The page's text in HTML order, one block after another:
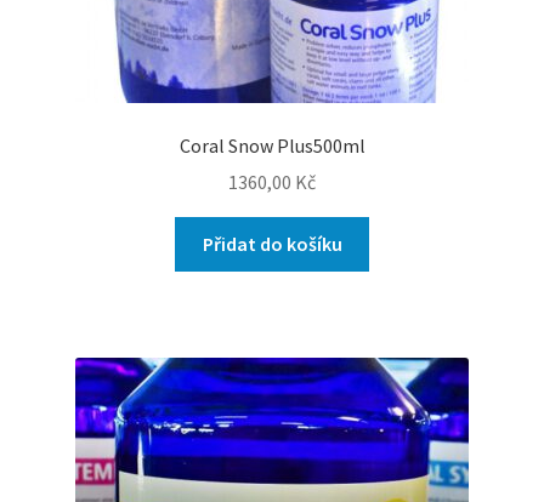
Coral Snow Plus500ml
1360,00 Kč
Přidat do košíku